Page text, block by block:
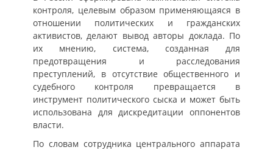
контроля, целевым образом применяющаяся в
отношении политических и гражданских
активистов, делают вывод авторы доклада. По
их мнению, система, созданная для
предотвращения и расследования
преступлений, в отсутствие общественного и
судебного контроля превращается в
инструмент политического сыска и может быть
использована для дискредитации оппонентов
власти.
По словам сотрудника центрального аппарата